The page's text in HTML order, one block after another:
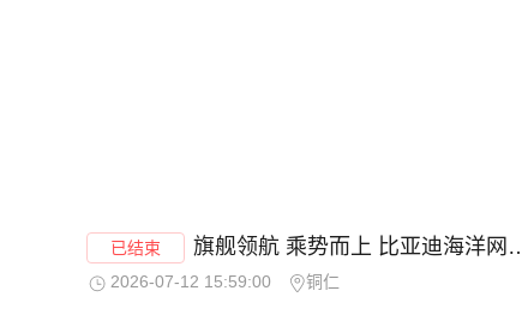
已结束 旗舰领航 乘势而上 比亚迪海洋网云贵川战区臻享焕新季--铜仁站
2026-07-12 15:59:00 铜仁